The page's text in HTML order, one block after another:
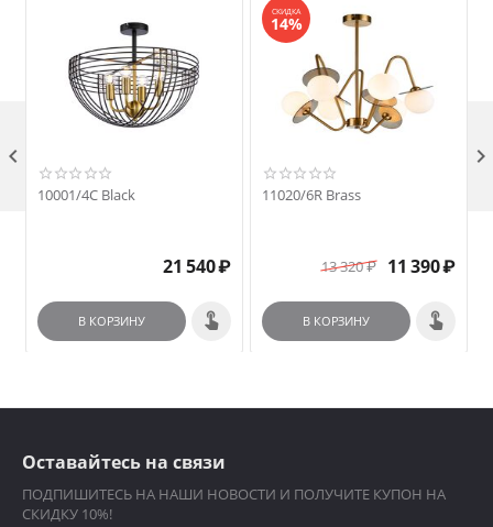
10001/4C Black
21 540₽
В КОРЗИНУ
СКИДКА
14%
11020/6R Brass
13 320₽ 11 390₽
В КОРЗИНУ
 
Оставайтесь на связи
ПОДПИШИТЕСЬ НА НАШИ НОВОСТИ И ПОЛУЧИТЕ КУПОН НА
СКИДКУ 10%!